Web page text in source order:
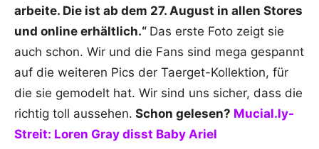
arbeite. Die ist ab dem 27. August in allen Stores
und online erhältlich.“ Das erste Foto zeigt sie
auch schon. Wir und die Fans sind mega gespannt
auf die weiteren Pics der Taerget-Kollektion, für
die sie gemodelt hat. Wir sind uns sicher, dass die
richtig toll aussehen. Schon gelesen? Mucial.ly-
Streit: Loren Gray disst Baby Ariel